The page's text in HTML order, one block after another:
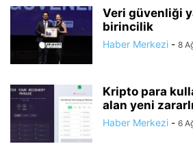
Veri güvenliği
birincilik
Haber Merkezi - 8
Kripto para
alan yeni
Haber Merkezi - 6